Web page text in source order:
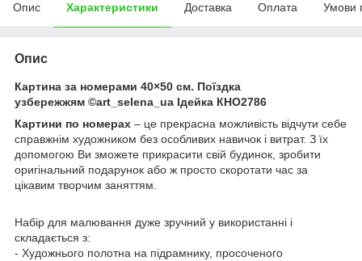
Опис Характеристики Доставка Оплата Умови
Опис
Картина за номерами 40×50 см. Поїздка
узбережжям ©art_selena_ua Ідейка КНО2786
Картини по номерах – це прекрасна можливість відчути себе
справжнім художником без особливих навичок і витрат. З їх
допомогою Ви зможете прикрасити свій будинок, зробити
оригінальний подарунок або ж просто скоротати час за
цікавим творчим заняттям.
Набір для малювання дуже зручний у використанні і
складається з:
- Художнього полотна на підрамнику, просоченого